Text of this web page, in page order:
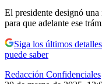
El presidente designó
para que adelante ese
Siga los últimos
puede saber
Redacción Confidenciales